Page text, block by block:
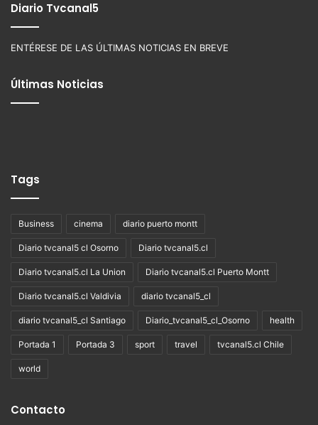
Diario Tvcanal5
ENTÉRESE DE LAS ÚLTIMAS NOTICIAS EN BREVE
Últimas Noticias
Tags
Business cinema diario puerto montt
Diario tvcanal5 cl Osorno Diario tvcanal5.cl
Diario tvcanal5.cl La Union Diario tvcanal5.cl Puerto Montt
Diario tvcanal5.cl Valdivia diario tvcanal5_cl
diario tvcanal5_cl Santiago Diario_tvcanal5_cl_Osorno health
Portada 1 Portada 3 sport travel tvcanal5.cl Chile
world
Contacto